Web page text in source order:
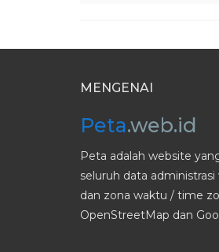
MENGENAI
Peta.web.id
Peta adalah website
seluruh data
dan zona waktu / time
OpenStreetMap dan